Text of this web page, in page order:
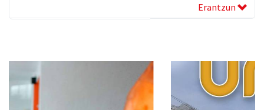
Erantzun